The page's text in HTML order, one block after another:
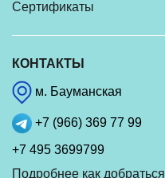
Сертификаты
КОНТАКТЫ
м. Бауманская
+7 (966) 369 77 99
+7 495 3699799
Подробнее как добраться